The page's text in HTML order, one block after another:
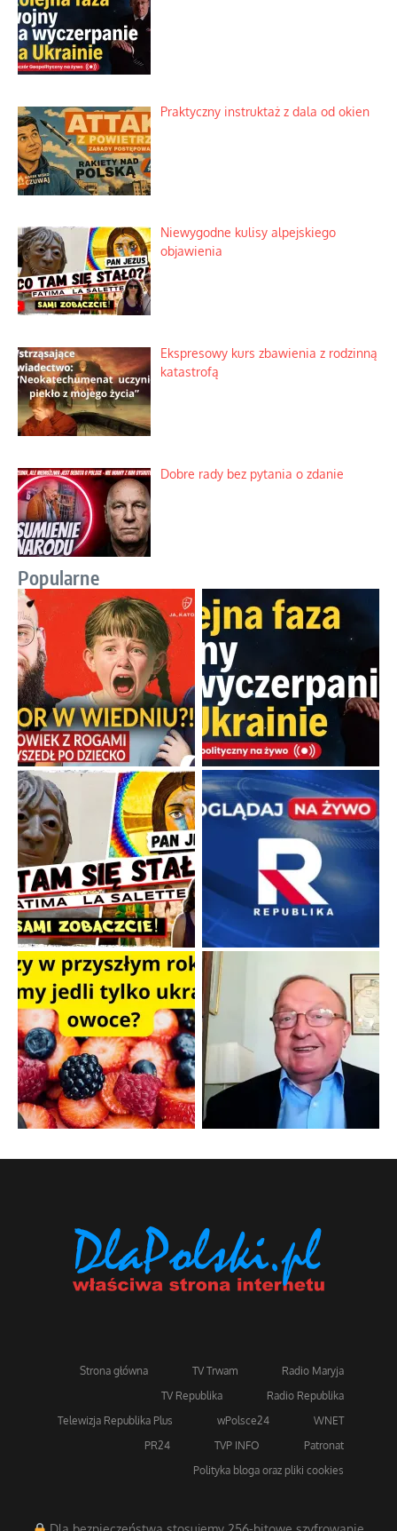
Praktyczny instruktaż z dala od okien
Niewygodne kulisy alpejskiego
objawienia
Ekspresowy kurs zbawienia z rodzinną
katastrofą
Dobre rady bez pytania o zdanie
Popularne
Strona główna TV Trwam
Radio Maryja
TV Republika
Radio Republika
Telewizja Republika Plus
wPolsce24
WNET
PR24
TVP INFO
Patronat
Polityka bloga oraz pliki cookies